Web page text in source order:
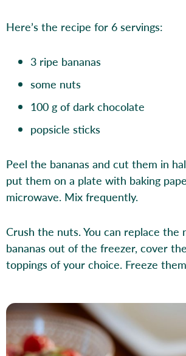
Here’s the recipe for 6 servings:
3 ripe bananas
some nuts
100 g of dark chocolate
popsicle sticks
Peel the bananas and cut them in
put them on a plate with baking
microwave. Mix frequently.
Crush the nuts. You can replace
bananas out of the freezer, cover
toppings of your choice. Freeze